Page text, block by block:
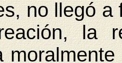
no llegó a
la